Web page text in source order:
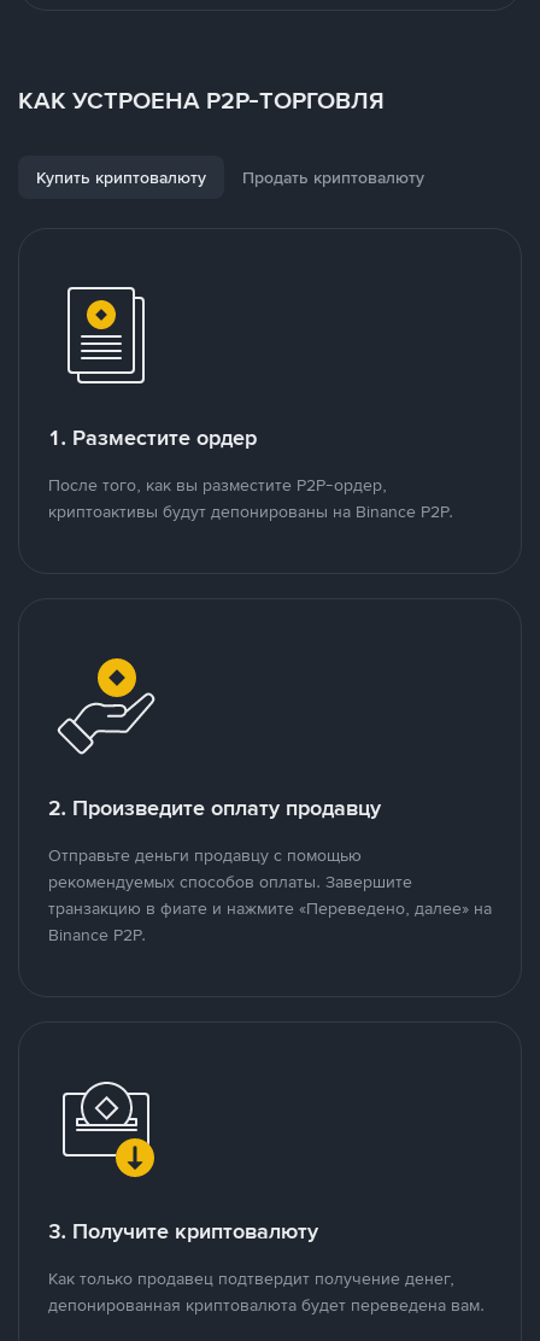
КАК УСТРОЕНА P2P-ТОРГОВЛЯ
Купить криптовалюту Продать криптовалюту
1. Разместите ордер
После того, как вы разместите P2P-ордер,
криптоактивы будут депонированы на Binance P2P.
2. Произведите оплату продавцу
Отправьте деньги продавцу с помощью
рекомендуемых способов оплаты. Завершите
транзакцию в фиате и нажмите «Переведено, далее» на
Binance P2P.
3. Получите криптовалюту
Как только продавец подтвердит получение денег,
депонированная криптовалюта будет переведена вам.